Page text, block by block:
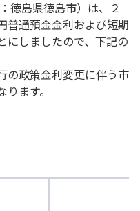
徳島県徳島市）は、２
普通預金金利および短期
にしましたので、下記の
の政策金利変更に伴う市
ます。